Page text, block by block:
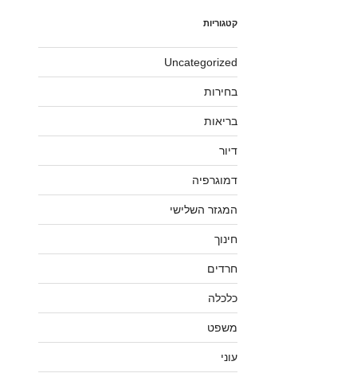
קטגוריות
Uncategorized
בחירות
בריאות
דיור
דמוגרפיה
המגזר השלישי
חינוך
חרדים
כלכלה
משפט
עוני